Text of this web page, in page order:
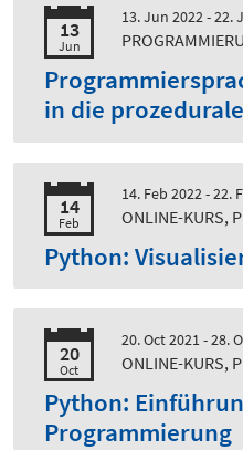
13
Jun
13. Jun 2022 - 22.
in die
14
Feb
14. Feb 2022 - 22.
ONLINE-KURS,
Python:
20
Oct
20. Oct 2021 - 28.
ONLINE-KURS,
Python:
Programmierung